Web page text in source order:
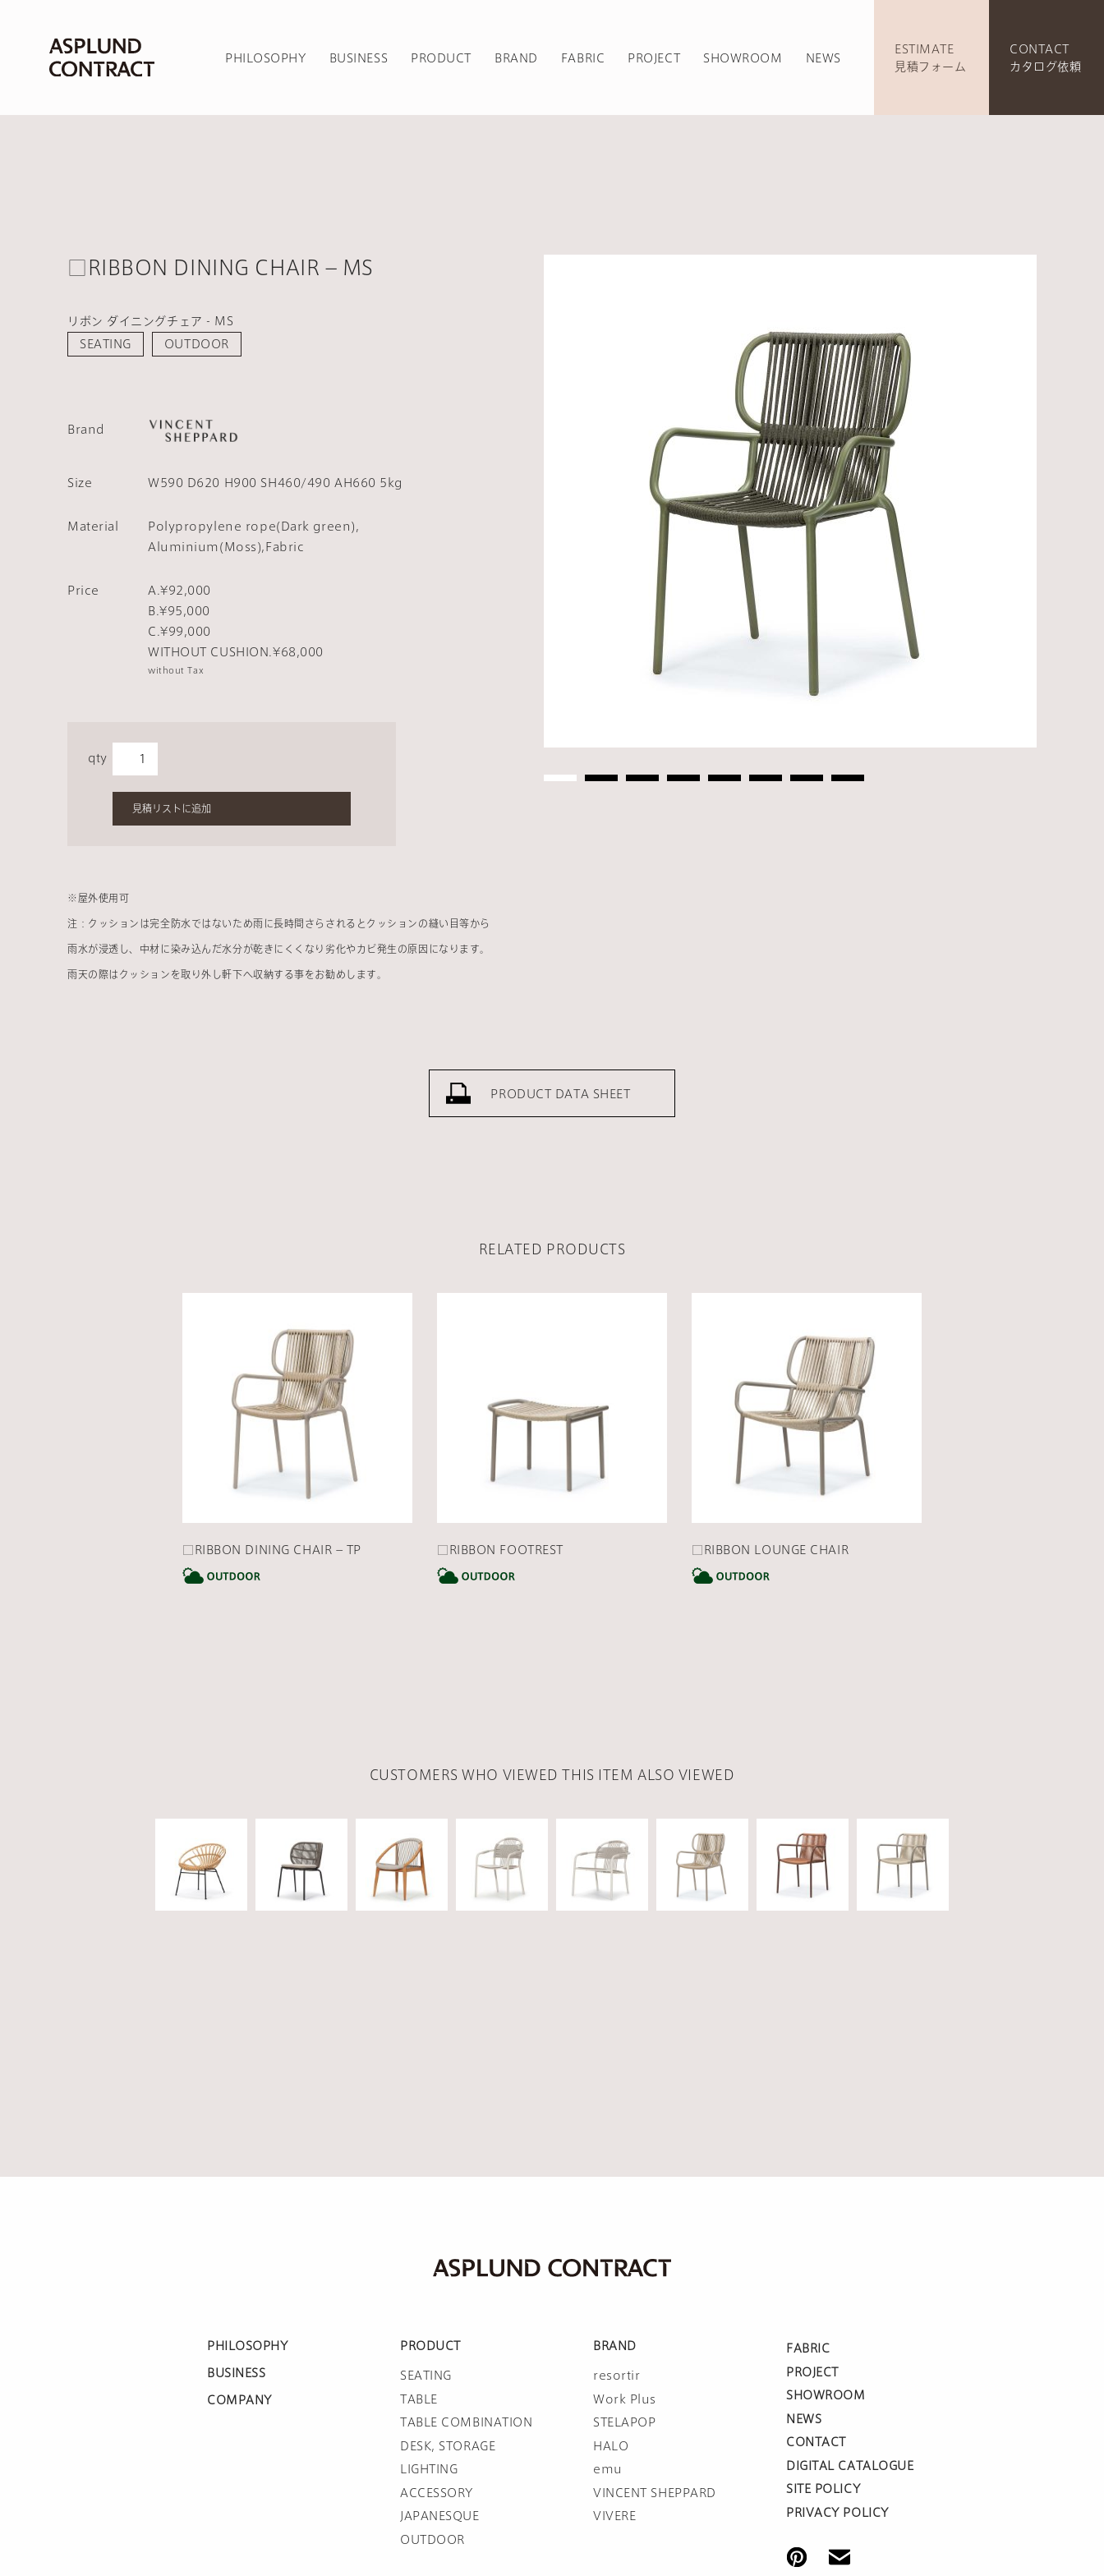
PHILOSOPHY BUSINESS PRODUCT BRAND FABRIC PROJECT SHOWROOM NEWS
ESTIMATE
見積フォーム
CONTACT
カタログ依頼
□RIBBON DINING CHAIR – MS
リボン ダイニングチェア - MS
SEATING
OUTDOOR
Brand
Size W590 D620 H900 SH460/490 AH660 5kg
Material
Polypropylene rope(Dark green),
Aluminium(Moss),Fabric
Price
A.¥92,000
B.¥95,000
C.¥99,000
WITHOUT CUSHION.¥68,000
without Tax
qty
見積リストに追加
※ 屋外使用可
注：クッションは完全防水ではないため雨に長時間さらされるとクッションの縫い目等から
雨水が浸透し、中材に染み込んだ水分が乾きにくくなり劣化やカビ発生の原因になります。
雨天の際はクッションを取り外し軒下へ収納する事をお勧めします。
PRODUCT DATA SHEET
RELATED PRODUCTS
□RIBBON DINING CHAIR – TP
CATEGORY
□RIBBON FOOTREST
CATEGORY
□RIBBON LOUNGE CHAIR
CUSTOMERS WHO VIEWED THIS ITEM ALSO VIEWED
PHILOSOPHY
BUSINESS
COMPANY
PRODUCT
SEATING
TABLE
TABLE COMBINATION
DESK, STORAGE
LIGHTING
ACCESSORY
JAPANESQUE
OUTDOOR
BRAND
resortir
Work Plus
STELAPOP
HALO
emu
VINCENT SHEPPARD
VIVERE
FABRIC
PROJECT
SHOWROOM
NEWS
CONTACT
DIGITAL CATALOGUE
SITE POLICY
PRIVACY POLICY